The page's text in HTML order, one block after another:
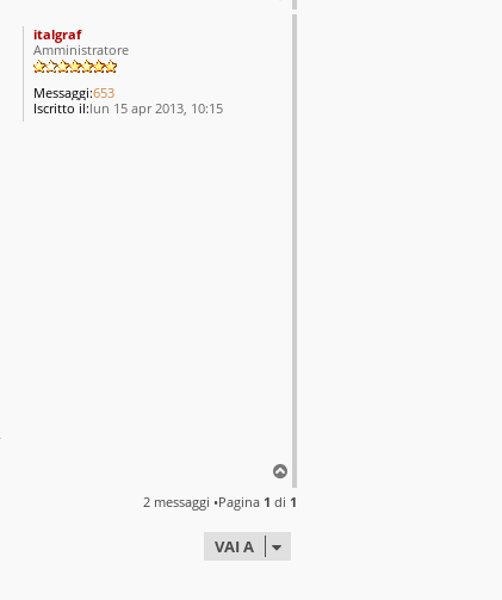
o
italgraf
Amministratore
Messaggi:653
Iscritto il:lun 15 apr 2013, 10:15
o
p
2 messaggi •Pagina 1 di 1
VAI A